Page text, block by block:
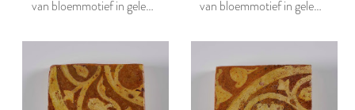
van bloemmotief in gele
van bloemmotief in gele